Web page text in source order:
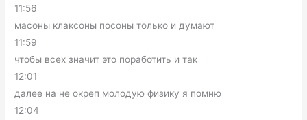
11:56
масоны клаксоны посоны только и думают
11:59
чтобы всех значит это поработить и так
12:01
далее на не окреп молодую физику я помню
12:04